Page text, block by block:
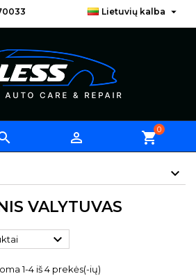
Lietuvių kalba 
 shopping_cart0
VALYTUVAS

1-4 iš 4 prekės(-ių)